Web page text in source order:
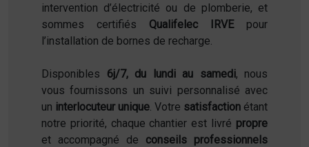
intervention d’électricité ou de plomberie, et
sommes certifiés Qualifelec IRVEpour
l’installation de bornes de recharge.
Disponibles 6j/7, du lundi au samedi, nous
vous fournissons un suivi personnalisé avec
un interlocuteur unique. Votre satisfaction étant
notre priorité, chaque chantier est livré propre
et accompagné de conseils professionnels